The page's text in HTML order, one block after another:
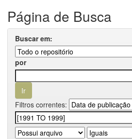
Página de Busca
Buscar em:
por
Filtros correntes: